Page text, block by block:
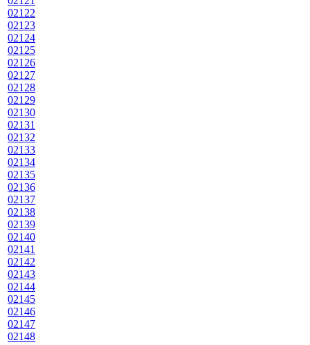
02122
02123
02124
02125
02126
02127
02128
02129
02130
02131
02132
02133
02134
02135
02136
02137
02138
02139
02140
02141
02142
02143
02144
02145
02146
02147
02148